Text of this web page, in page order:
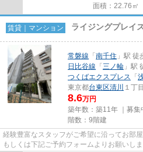
面積：22.76㎡
賃貸｜マンション ライジングプレイ
常磐線 「 南千住 」駅 徒
日比谷線 「 三ノ輪 」駅
つくばエクスプレス 「
東京都台東区清川 １丁目
8.6万円
築年数：築11年 ｜募集
階数：9階建
経験豊富なスタッフがご希望に沿ってお部
もしくは下記ご予約フォームよりお願いしま